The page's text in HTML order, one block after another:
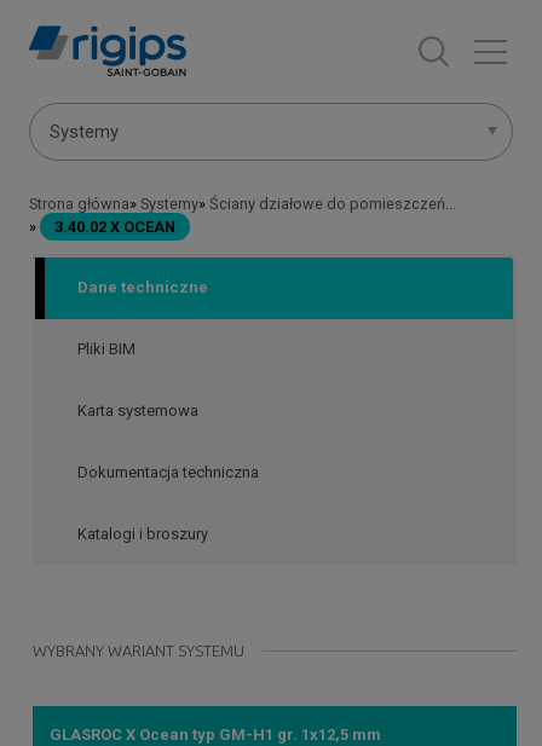
Menu
Systemy
Ścieżka
nawigacyjna
Strona główna Systemy Ściany działowe do pomieszczeń...
3.40.02 X OCEAN
Dane techniczne
Pliki BIM
Karta systemowa
Dokumentacja techniczna
Katalogi i broszury
WYBRANY WARIANT SYSTEMU
GLASROC X Ocean typ GM-H1 gr. 1x12,5 mm